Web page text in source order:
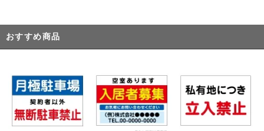
おすすめ商品